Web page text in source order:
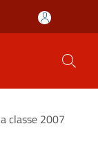
classe 2007